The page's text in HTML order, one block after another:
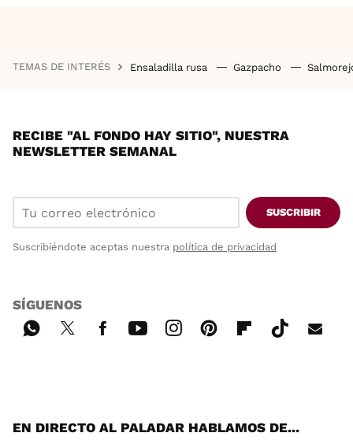
TEMAS DE INTERÉS Ensaladilla rusa Gazpacho
RECIBE "AL FONDO HAY SITIO", NUESTRA
NEWSLETTER SEMANAL
SUSCRIBIR
Suscribiéndote aceptas nuestra política de privacidad
SÍGUENOS
EN DIRECTO AL PALADAR HABLAMOS DE...